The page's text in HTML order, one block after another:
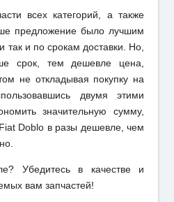
всех категорий, а также
предложение было лучшим
так и по срокам доставки. Но,
срок, тем дешевле цена,
не откладывая покупку на
двумя этими
значительную сумму,
Doblo в разы дешевле, чем
Убедитесь в качестве и
вам запчастей!